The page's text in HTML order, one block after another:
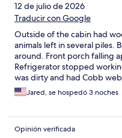
12 de julio de 2026
Traducir con Google
Outside of the cabin had
animals left in several piles.
around. Front porch falling
Refrigerator stopped
was dirty and had Cobb
was expecting. TV was
poor audio and few channels.
Jared, se hospedó 3 noches
Opinión verificada